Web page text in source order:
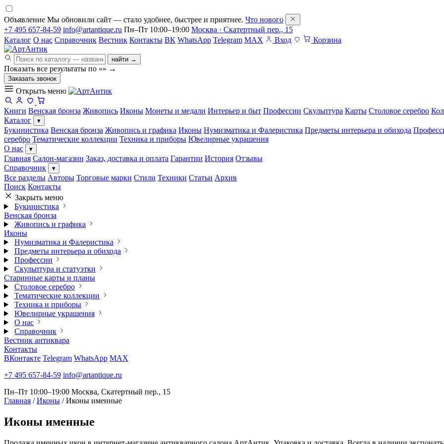
Объявление Мы обновили сайт — стало удобнее, быстрее и приятнее. Что нового
+7 495 657-84-59 info@artantique.ru Пн–Пт 10:00–19:00 Москва · Скатертный пер., 15
Каталог О нас Справочник Вестник Контакты ВК WhatsApp Telegram MAX Вход Корзина
найти →
Показать все результаты по «» →
Заказать звонок
Открыть меню
Книги Венская бронза Живопись Иконы Монеты и медали Интерьер и быт Профессии Скульптура Карты Столовое серебро
Каталог
▾
Букинистика Венская бронза Живопись и графика Иконы Нумизматика и Фалеристика Предметы интерьера и обихода
серебро Тематические коллекции Техника и приборы Ювелирные украшения
О нас
▾
Главная Салон-магазин Заказ, доставка и оплата Гарантии История Отзывы
Справочник
▾
Все разделы Авторы Торговые марки Стили Техники Статьи Архив
Поиск Контакты
Закрыть меню
Букинистика
Венская бронза
Живопись и графика
Иконы
Нумизматика и Фалеристика
Предметы интерьера и обихода
Профессии
Скульптура и статуэтки
Старинные карты и планы
Столовое серебро
Тематические коллекции
Техника и приборы
Ювелирные украшения
О нас
Справочник
Вестник антиквара
Контакты
ВКонтакте Telegram WhatsApp MAX
+7 495 657-84-59 info@artantique.ru
Пн–Пт 10:00–19:00 Москва, Скатертный пер., 15
Главная / Иконы / Иконы именные
Иконы именные